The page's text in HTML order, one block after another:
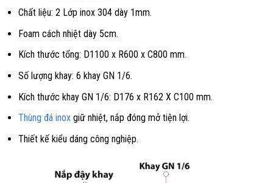
Chất liệu: 2 Lớp inox 304 dày 1mm.
Foam cách nhiệt dày 5cm.
Kích thước tổng: D1100 x R600 x C800 mm.
Số lượng khay: 6 khay GN 1/6.
Kích thước khay GN 1/6: D176 x R162 X C100 mm.
Thùng đá inox giữ nhiệt, nắp đóng mở tiện lợi.
Thiết kế kiểu dáng công nghiệp.